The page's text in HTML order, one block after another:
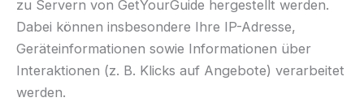
zu Servern von GetYourGuide hergestellt werden.
Dabei können insbesondere Ihre IP-Adresse,
Geräteinformationen sowie Informationen über
Interaktionen (z. B. Klicks auf Angebote) verarbeitet
werden.